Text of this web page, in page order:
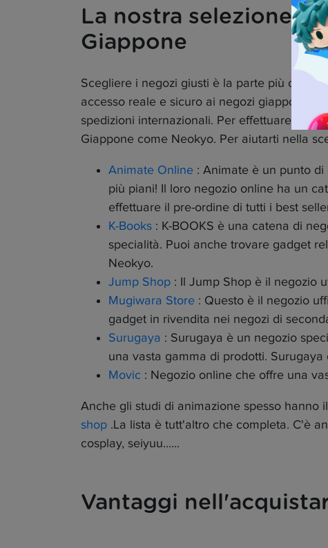
La nostra selezione
Giappone
Scegliere i negozi giusti è la parte più
accesso reale e sicuro ai negozi giapponesi
spedizioni internazionali. Per effettuare i
Giappone come Neokyo. Per aiutarti nella
Animate Online : Animate è un punto
più piani! Il loro negozio online ha un
effettuare il pre-ordine di tutti i best
K-Books : K-BOOKS è una catena di
specialità. Puoi anche trovare gadget
Neokyo.
Jump Shop : Il Jump Shop è il negozio
Mugiwara Store : Questo è il negozio
gadget in rivendita nei negozi di
Surugaya : Surugaya è un negozio
una vasta gamma di prodotti.
Movic : Negozio online che offre una
Anche gli studi di animazione spesso hanno
shop .La lista è tutt'altro che completa. C'è
cosplay, seiyuu......
Vantaggi